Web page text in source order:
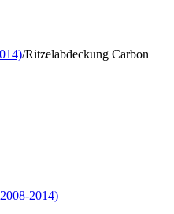
/Ritzelabdeckung Carbon
2014)